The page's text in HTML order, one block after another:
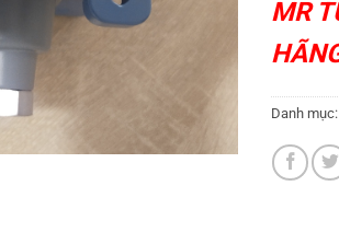
MR
Danh mục: